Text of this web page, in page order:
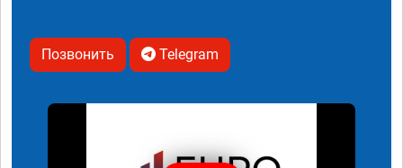
Позвонить Telegram